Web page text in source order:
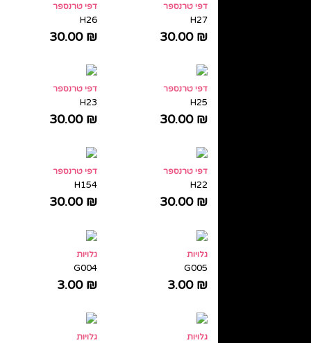
דפי טרנספר
H27
30.00 ₪
דפי טרנספר
H26
30.00 ₪
דפי טרנספר
H25
30.00 ₪
דפי טרנספר
H23
30.00 ₪
דפי טרנספר
H22
30.00 ₪
דפי טרנספר
H154
30.00 ₪
גלויות
G005
3.00 ₪
גלויות
G004
3.00 ₪
גלויות גלויות